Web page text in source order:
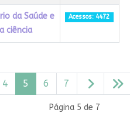
da Saúde e
ciência
Acessos: 4472
Página 5 de 7
4 5 6 7